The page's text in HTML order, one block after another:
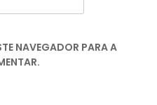
NAVEGADOR PARA A